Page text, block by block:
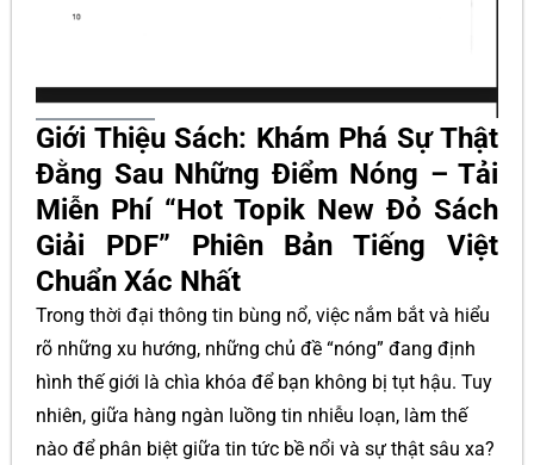
Giới Thiệu Sách: Khám Phá Sự Thật
Đằng Sau Những Điểm Nóng – Tải
Miễn Phí “Hot Topik New Đỏ Sách
Giải PDF” Phiên Bản Tiếng Việt
Chuẩn Xác Nhất
Trong thời đại thông tin bùng nổ, việc nắm bắt và hiểu
rõ những xu hướng, những chủ đề “nóng” đang định
hình thế giới là chìa khóa để bạn không bị tụt hậu. Tuy
nhiên, giữa hàng ngàn luồng tin nhiễu loạn, làm thế
nào để phân biệt giữa tin tức bề nổi và sự thật sâu xa?